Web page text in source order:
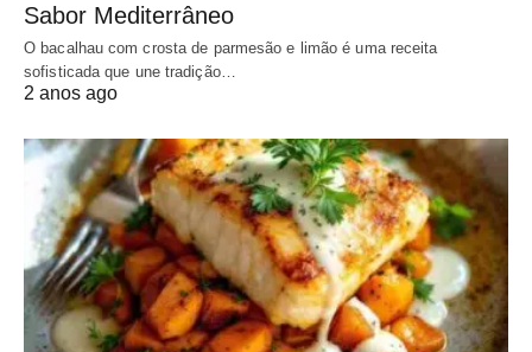
Sabor Mediterrâneo
O bacalhau com crosta de parmesão e limão é uma receita
sofisticada que une tradição…
2 anos ago